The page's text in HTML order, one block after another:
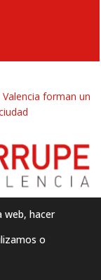
forman un
web, hacer
o